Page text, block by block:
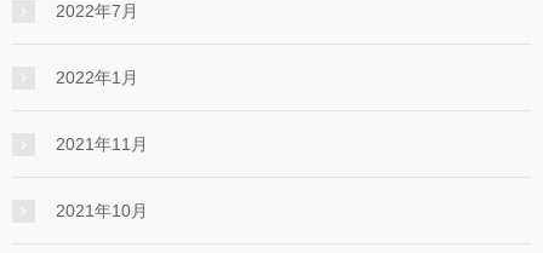
2022年7月
2022年1月
2021年11月
2021年10月